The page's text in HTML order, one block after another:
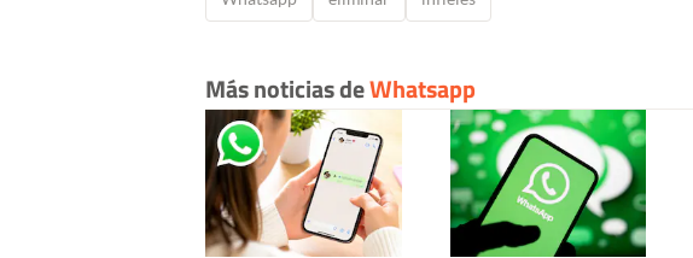
Más noticias deWhatsapp